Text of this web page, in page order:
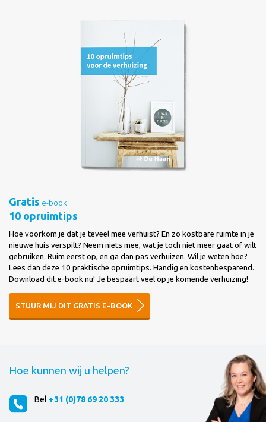
Gratis e-book
10 opruimtips
Hoe voorkom je dat je teveel mee verhuist? En zo kostbare ruimte in je
nieuwe huis verspilt? Neem niets mee, wat je toch niet meer gaat of wilt
gebruiken. Ruim eerst op, en ga dan pas verhuizen. Wil je weten hoe?
Lees dan deze 10 praktische opruimtips. Handig en kostenbesparend.
Download dit e-book nu! Je bespaart veel op je komende verhuizing!
STUUR MIJ DIT GRATIS E-BOOK
Hoe kunnen wij u helpen?
Bel +31 (0)78 69 20 333